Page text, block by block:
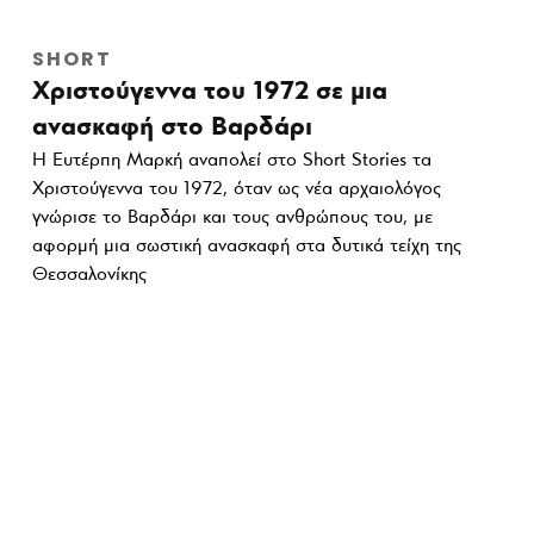
SHORT
Χριστούγεννα του 1972 σε μια
ανασκαφή στο Βαρδάρι
Η Ευτέρπη Μαρκή αναπολεί στο Short Stories τα
Χριστούγεννα του 1972, όταν ως νέα αρχαιολόγος
γνώρισε το Βαρδάρι και τους ανθρώπους του, με
αφορμή μια σωστική ανασκαφή στα δυτικά τείχη της
Θεσσαλονίκης